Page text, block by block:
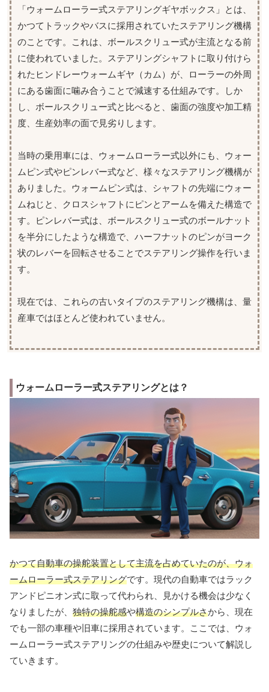
「ウォームローラー式ステアリングギヤボックス」とは、
かつてトラックやバスに採用されていたステアリング機構
のことです。これは、ボールスクリュー式が主流となる前
に使われていました。ステアリングシャフトに取り付けら
れたヒンドレーウォームギヤ（カム）が、ローラーの外周
にある歯面に噛み合うことで減速する仕組みです。しか
し、ボールスクリュー式と比べると、歯面の強度や加工精
度、生産効率の面で見劣りします。
当時の乗用車には、ウォームローラー式以外にも、ウォー
ムピン式やピンレバー式など、様々なステアリング機構が
ありました。ウォームピン式は、シャフトの先端にウォー
ムねじと、クロスシャフトにピンとアームを備えた構造で
す。ピンレバー式は、ボールスクリュー式のボールナット
を半分にしたような構造で、ハーフナットのピンがヨーク
状のレバーを回転させることでステアリング操作を行いま
す。
現在では、これらの古いタイプのステアリング機構は、量
産車ではほとんど使われていません。
ウォームローラー式ステアリングとは？
かつて自動車の操舵装置として主流を占めていたのが、ウォ
ームローラー式ステアリングです。現代の自動車ではラック
アンドピニオン式に取って代わられ、見かける機会は少なく
なりましたが、 独特の操舵感や構造のシンプルさから、現在
でも一部の車種や旧車に採用されています。ここでは、ウォ
ームローラー式ステアリングの仕組みや歴史について解説し
ていきます。